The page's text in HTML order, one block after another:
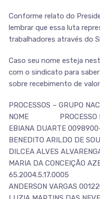
Conforme relato do
lembrar que essa luta
trabalhadores através do
Caso seu nome esteja
com o sindicato para
sobre recebimento de
PROCESSOS – GRUPO
NOME PROCESSO
EBIANA DUARTE
BENEDITO ARILDO DE
DILCEA ALVES
MARIA DA CONCEIÇÃO
65.2004.5.17.0005
ANDERSON VARGAS